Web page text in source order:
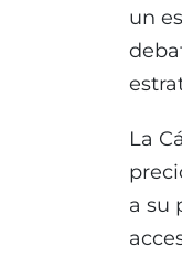
un
La
a su